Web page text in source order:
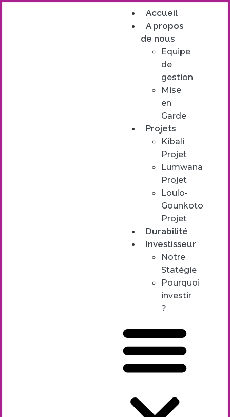
Accueil
A propos
de nous
Equipe
de
gestion
Mise
en
Garde
Projets
Kibali
Projet
Lumwana
Projet
Loulo-
Gounkoto
Projet
Durabilité
Investisseur
Notre
Statégie
Pourquoi
investir
?